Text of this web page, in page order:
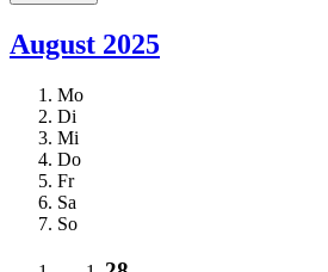
August 2025
Mo
Di
Mi
Do
Fr
Sa
So